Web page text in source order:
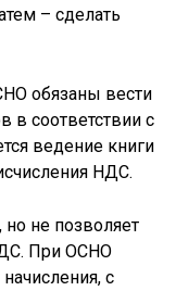
– сделать
обязаны вести
в соответствии с
ведение книги
НДС.
не позволяет
При ОСНО
с